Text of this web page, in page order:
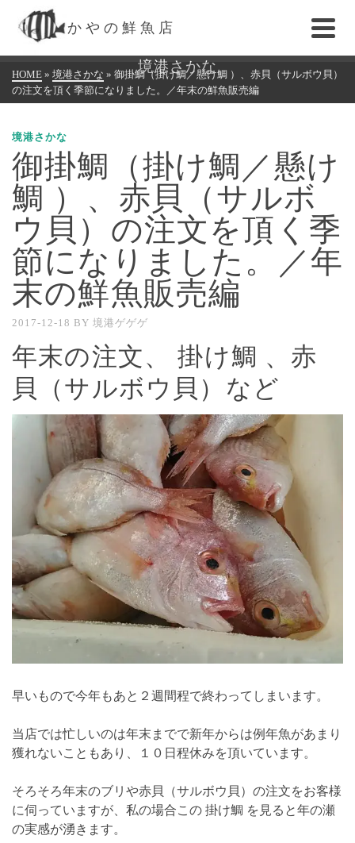
かやの鮮魚店
境港さかな
HOME » 境港さかな » 御掛鯛（掛け鯛／懸け鯛 ）、赤貝（サルボウ貝）
の注文を頂く季節になりました。／年末の鮮魚販売編
境港さかな
御掛鯛（掛け鯛／懸け
鯛 ）、赤貝（サルボ
ウ貝）の注文を頂く季
節になりました。／年
末の鮮魚販売編
2017-12-18 BY 境港ゲゲゲ
年末の注文、 掛け鯛 、赤
貝（サルボウ貝）など
早いもので今年もあと２週間程で終わってしまいます。
当店では忙しいのは年末までで新年からは例年魚があまり
獲れないこともあり、１０日程休みを頂いています。
そろそろ年末のブリや赤貝（サルボウ貝）の注文をお客様
に伺っていますが、私の場合この 掛け鯛 を見ると年の瀬
の実感が湧きます。